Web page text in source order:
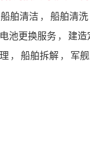
船舶清洁 ， 船舶清洗
电池更换服务 ， 建造
理 ， 船舶拆解 ， 军